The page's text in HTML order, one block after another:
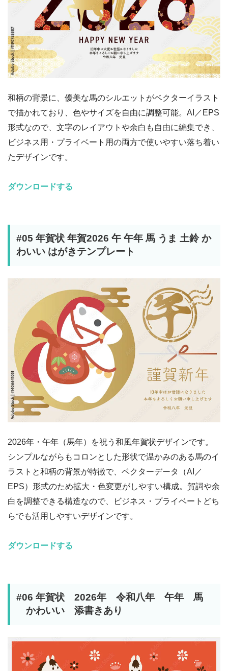
和柄の背景に、優美な馬のシルエットがベクターイラスト
で描かれており、色やサイズを自由に調整可能。AI／EPS
形式なので、文字のレイアウトや余白も自由に編集でき、
ビジネス用・プライベート用の両方で使いやすい落ち着い
たデザインです。
ダウンロードする
#05 年賀状 年賀2026 午 午年 馬 うま 土鈴 か
わいい はがきテンプレート
2026年・午年（馬年）を祝う和風年賀状デザインです。
シンプルながらもコロンとした形状で温かみのある馬のイ
ラストと和柄の背景が特徴で、ベクターデータ（AI／
EPS）形式のため拡大・色変更がしやすい構成。賀詞や余
白を調整できる構造なので、ビジネス・プライベートどち
らでも活用しやすいデザインです。
ダウンロードする
#06 年賀状 2026年 令和八年 午年 馬
かわいい 添書きあり